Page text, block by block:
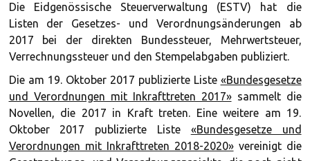
Die Eidgenössische Steuerverwaltung (ESTV) hat die
Listen der Gesetzes- und Verordnungsänderungen ab
2017 bei der direkten Bundessteuer, Mehrwertsteuer,
Verrechnungssteuer und den Stempelabgaben publiziert.
Die am 19. Oktober 2017 publizierte Liste «Bundesgesetze
und Verordnungen mit Inkrafttreten 2017»sammelt die
Novellen, die 2017 in Kraft treten. Eine weitere am 19.
Oktober 2017 publizierte Liste «Bundesgesetze und
Verordnungen mit Inkrafttreten 2018-2020»vereinigt die